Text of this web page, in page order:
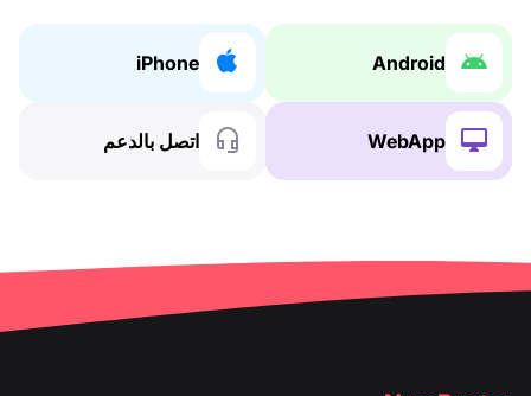
Android
iPhone
WebApp اتصل بالدعم